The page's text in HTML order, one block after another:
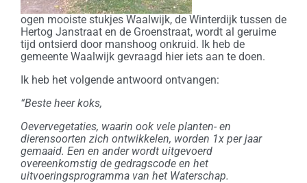
ogen mooiste stukjes Waalwijk, de Winterdijk tussen de
Hertog Janstraat en de Groenstraat, wordt al geruime
tijd ontsierd door manshoog onkruid. Ik heb de
gemeente Waalwijk gevraagd hier iets aan te doen.
Ik heb het volgende antwoord ontvangen:
“Beste heer koks,
Oevervegetaties, waarin ook vele planten- en
dierensoorten zich ontwikkelen, worden 1x per jaar
gemaaid. Een en ander wordt uitgevoerd
overeenkomstig de gedragscode en het
uitvoeringsprogramma van het Waterschap.